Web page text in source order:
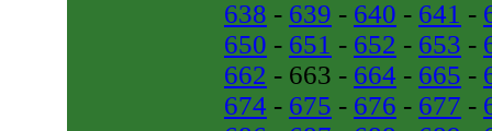
638 - 639 - 640 - 641 -
650 - 651 - 652 - 653 -
662 - 663 - 664 - 665 -
674 - 675 - 676 - 677 -